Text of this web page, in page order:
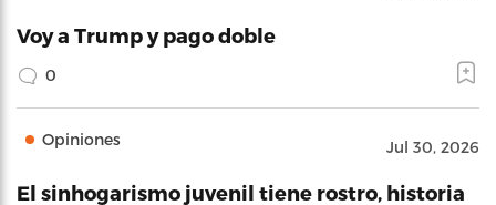
Voy a Trump y pago doble
0
Opiniones Jul 30, 2026
El sinhogarismo juvenil tiene rostro, historia